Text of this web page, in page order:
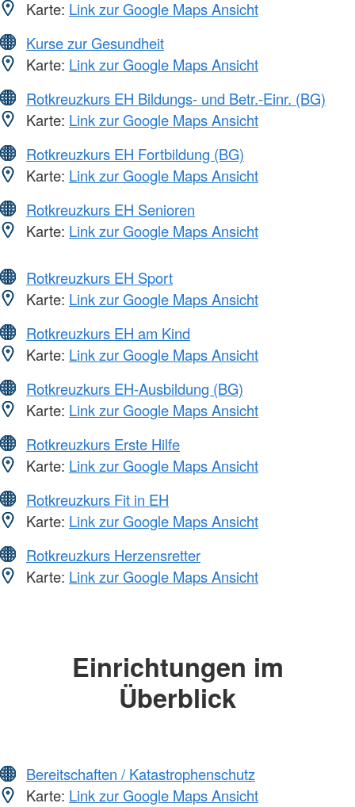
Karte: Link zur Google Maps Ansicht
Kurse zur Gesundheit
Karte: Link zur Google Maps Ansicht
Rotkreuzkurs EH Bildungs- und Betr.-Einr. (BG)
Karte: Link zur Google Maps Ansicht
Rotkreuzkurs EH Fortbildung (BG)
Karte: Link zur Google Maps Ansicht
Rotkreuzkurs EH Senioren
Karte: Link zur Google Maps Ansicht
Rotkreuzkurs EH Sport
Karte: Link zur Google Maps Ansicht
Rotkreuzkurs EH am Kind
Karte: Link zur Google Maps Ansicht
Rotkreuzkurs EH-Ausbildung (BG)
Karte: Link zur Google Maps Ansicht
Rotkreuzkurs Erste Hilfe
Karte: Link zur Google Maps Ansicht
Rotkreuzkurs Fit in EH
Karte: Link zur Google Maps Ansicht
Rotkreuzkurs Herzensretter
Karte: Link zur Google Maps Ansicht
Einrichtungen im
Überblick
Bereitschaften / Katastrophenschutz
Karte: Link zur Google Maps Ansicht